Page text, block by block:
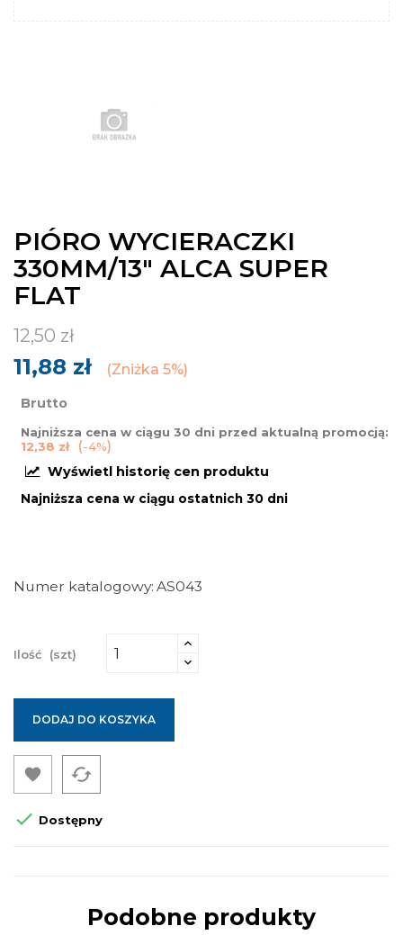
PIÓRO WYCIERACZKI
330MM/13" ALCA SUPER
FLAT
12,50 zł
11,88 zł Zniżka 5%
Brutto
Najniższa cena w ciągu 30 dni przed aktualną promocją:
12,38 zł
-4%
Wyświetl historię cen produktu
Najniższa cena w ciągu ostatnich 30 dni
Numer katalogowy AS043
Ilość (szt)
DODAJ DO KOSZYKA
 cached
 Dostępny
Podobne produkty